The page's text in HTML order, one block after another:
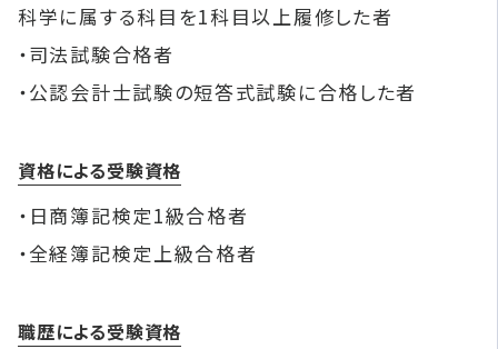
科学に属する科目を1科目以上履修した者
・司法試験合格者
・公認会計士試験の短答式試験に合格した者
資格による受験資格
・日商簿記検定1級合格者
・全経簿記検定上級合格者
職歴による受験資格